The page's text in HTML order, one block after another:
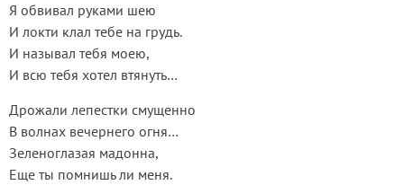
Я обвивал руками шею
И локти клал тебе на грудь.
И называл тебя моею,
И всю тебя хотел втянуть…
Дрожали лепестки смущенно
В волнах вечернего огня…
Зеленоглазая мадонна,
Еще ты помнишь ли меня.